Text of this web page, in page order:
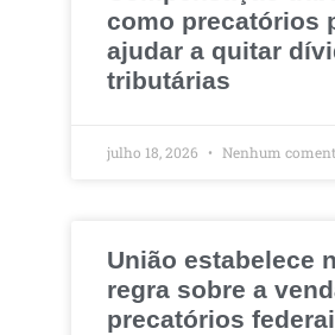
como precatórios
ajudar a quitar
tributárias
julho 18, 2026 Nenhum
União estabelece
regra sobre a
precatórios